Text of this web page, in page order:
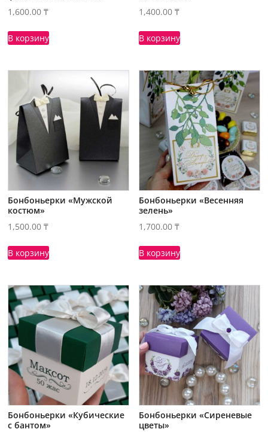
1,600.00₸
В корзину
1,400.00₸
В корзину
Бонбоньерки «Мужской
костюм»
1,500.00₸
В корзину
Бонбоньерки «Весенняя
зелень»
1,700.00₸
В корзину
Бонбоньерки «Кубические
с бантом»
Бонбоньерки «Сиреневые
цветы»